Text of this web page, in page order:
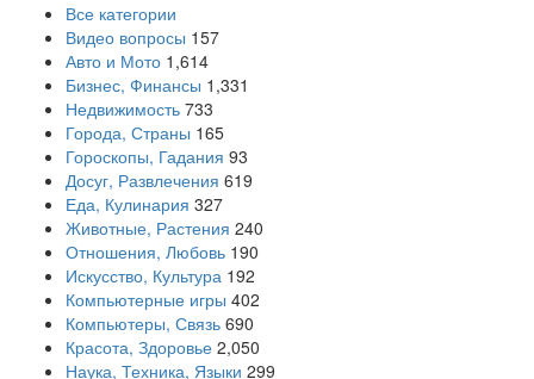
Все категории
Видео вопросы 157
Авто и Мото 1,614
Бизнес, Финансы 1,331
Недвижимость 733
Города, Страны 165
Гороскопы, Гадания 93
Досуг, Развлечения 619
Еда, Кулинария 327
Животные, Растения 240
Отношения, Любовь 190
Искусство, Культура 192
Компьютерные игры 402
Компьютеры, Связь 690
Красота, Здоровье 2,050
Наука, Техника, Языки 299